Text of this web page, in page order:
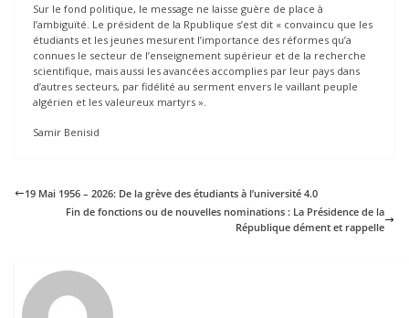
Sur le fond politique, le message ne laisse guère de place à
l’ambiguïté. Le président de la Rpublique s’est dit « convaincu que les
étudiants et les jeunes mesurent l’importance des réformes qu’a
connues le secteur de l’enseignement supérieur et de la recherche
scientifique, mais aussi les avancées accomplies par leur pays dans
d’autres secteurs, par fidélité au serment envers le vaillant peuple
algérien et les valeureux martyrs ».
Samir Benisid
19 Mai 1956 – 2026: De la grève des étudiants à l’université 4.0
Fin de fonctions ou de nouvelles nominations : La Présidence de la
République dément et rappelle